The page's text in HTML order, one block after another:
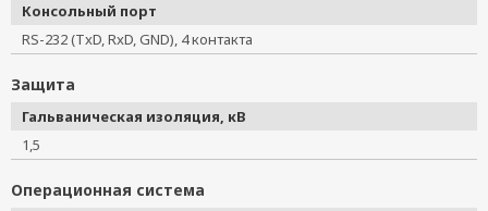
Консольный порт
RS-232 (TxD, RxD, GND), 4 контакта
Защита
Гальваническая изоляция, кВ
1,5
Операционная система